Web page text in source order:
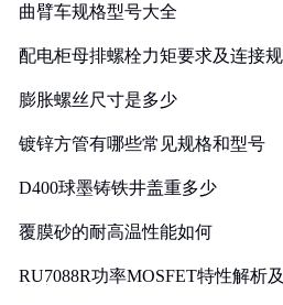
曲臂车规格型号大全
配电柜母排螺栓力矩要求及连接
膨胀螺丝尺寸是多少
镀锌方管有哪些常见规格和型号
D400球墨铸铁井盖重多少
覆膜砂的耐高温性能如何
RU7088R功率MOSFET特性解析